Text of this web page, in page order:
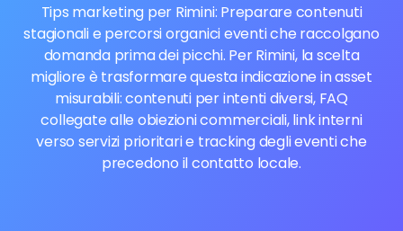
Tips marketing per Rimini: Preparare contenuti
stagionali e percorsi organici eventi che raccolgano
domanda prima dei picchi. Per Rimini, la scelta
migliore è trasformare questa indicazione in asset
misurabili: contenuti per intenti diversi, FAQ
collegate alle obiezioni commerciali, link interni
verso servizi prioritari e tracking degli eventi che
precedono il contatto locale.